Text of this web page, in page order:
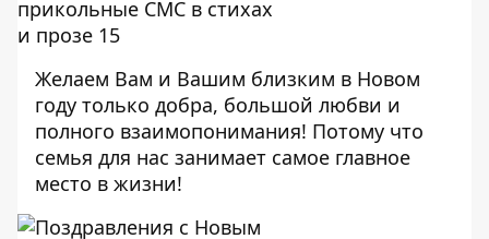
Желаем Вам и Вашим близким в Новом
году только добра, большой любви и
полного взаимопонимания! Потому что
семья для нас занимает самое главное
место в жизни!